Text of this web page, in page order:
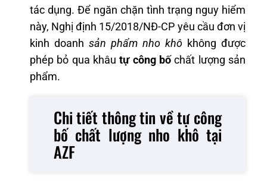
tác dụng. Để ngăn chặn tình trạng nguy hiểm
này, Nghị định 15/2018/NĐ-CP yêu cầu đơn vị
kinh doanh sản phẩm nho khôkhông được
phép bỏ qua khâutự công bốchất lượng sản
phẩm.
Chi tiết thông tin về tự công
bố chất lượng nho khô tại
AZF